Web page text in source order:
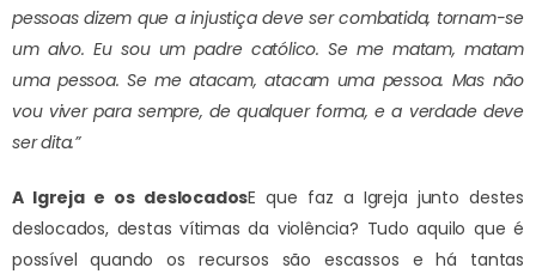
pessoas dizem que a injustiça deve ser combatida, tornam-se
um alvo. Eu sou um padre católico. Se me matam, matam
uma pessoa. Se me atacam, atacam uma pessoa. Mas não
vou viver para sempre, de qualquer forma, e a verdade deve
ser dita.”
A Igreja e os deslocadosE que faz a Igreja junto destes
deslocados, destas vítimas da violência? Tudo aquilo que é
possível quando os recursos são escassos e há tantas